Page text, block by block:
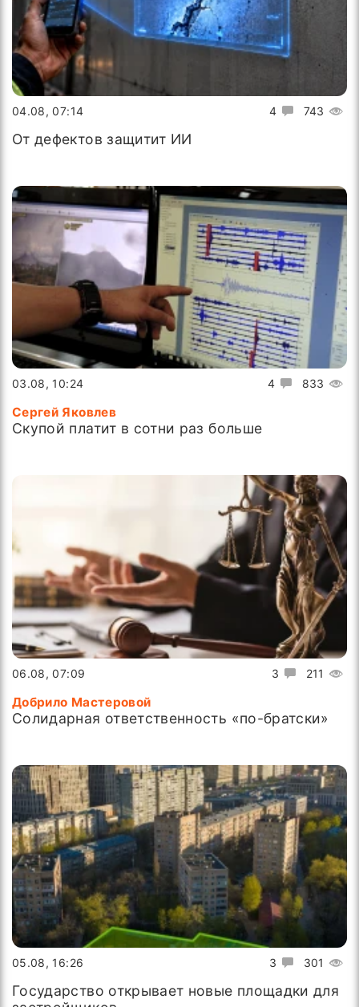
4 743
04.08, 07:14
От дефектов защитит ИИ
4 833
03.08, 10:24
Сергей Яковлев
Скупой платит в сотни раз больше
3 211
06.08, 07:09
Добрило Мастеровой
Солидарная ответственность «по-братски»
3 301
05.08, 16:26
Государство открывает новые площадки для